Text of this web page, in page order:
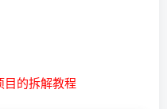
目的拆解教程